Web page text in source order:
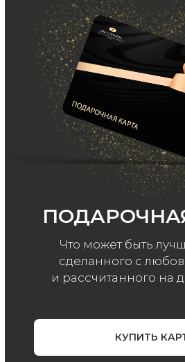
ООО «МИР КАШЕМИРА» © 2023
Все права защищены.
конфиденциальности